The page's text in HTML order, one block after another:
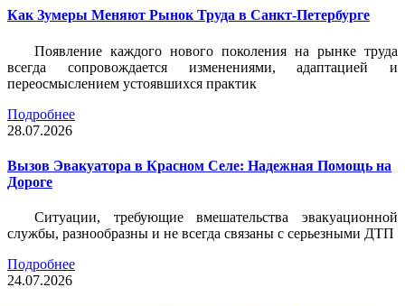
Как Зумеры Меняют Рынок Труда в Санкт-Петербурге
Появление каждого нового поколения на рынке труда
всегда сопровождается изменениями, адаптацией и
переосмыслением устоявшихся практик
Подробнее
28.07.2026
Вызов Эвакуатора в Красном Селе: Надежная Помощь на
Дороге
Ситуации, требующие вмешательства эвакуационной
службы, разнообразны и не всегда связаны с серьезными ДТП
Подробнее
24.07.2026